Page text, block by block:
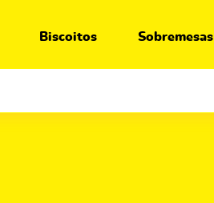
Biscoitos Sobremesas